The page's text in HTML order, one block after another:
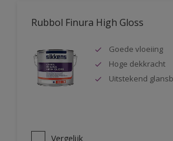
Rubbol Finura High Gloss
Goede vloeiing
Hoge dekkracht
Uitstekend
Vergelijk